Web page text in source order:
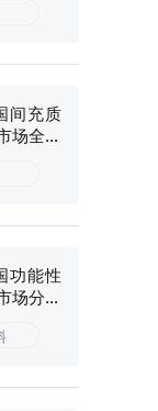
间充质
场全景
功能性
场分析